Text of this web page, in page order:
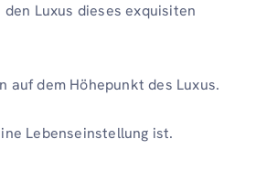
den Luxus dieses exquisiten
auf dem Höhepunkt des Luxus.
Lebenseinstellung ist.